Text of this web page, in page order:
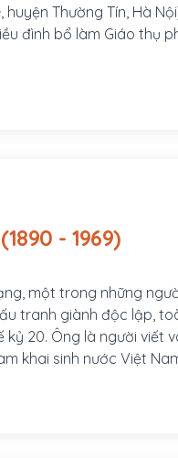
Thường Tín, Hà
đình bổ làm Giáo thụ
Chủ tịch Hồ Chí Minh (1890 - 1969)
một trong những
tranh giành độc lập,
20. Ông là người viết
khai sinh nước Việt